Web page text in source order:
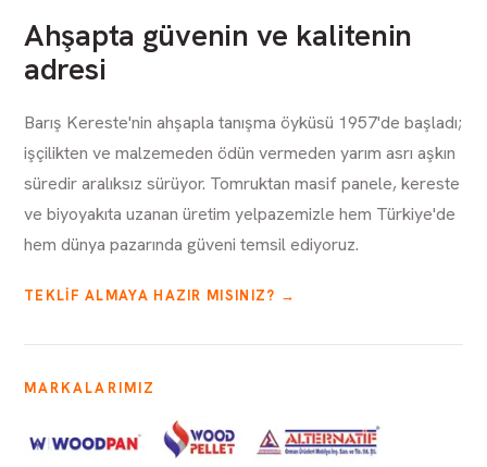
Ahşapta güvenin ve kalitenin
adresi
Barış Kereste'nin ahşapla tanışma öyküsü 1957'de başladı;
işçilikten ve malzemeden ödün vermeden yarım asrı aşkın
süredir aralıksız sürüyor. Tomruktan masif panele, kereste
ve biyoyakıta uzanan üretim yelpazemizle hem Türkiye'de
hem dünya pazarında güveni temsil ediyoruz.
TEKLIF ALMAYA HAZIR MISINIZ? →
MARKALARIMIZ